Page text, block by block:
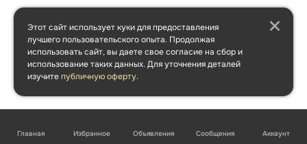
Этот сайт использует куки для предоставления
лучшего пользовательского опыта. Продолжая
использовать сайт, вы даете свое согласие на сбор и
использование таких данных. Для уточнения деталей
изучитепубличную оферту.
Главная Избранное Объявления Сообщения Аккаунт